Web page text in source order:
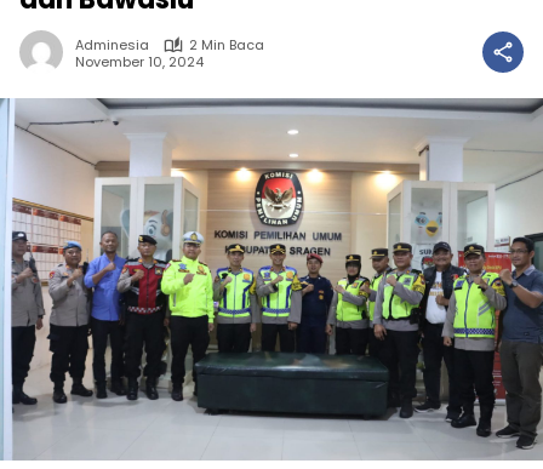
Adminesia
2 Min Baca
November 10, 2024